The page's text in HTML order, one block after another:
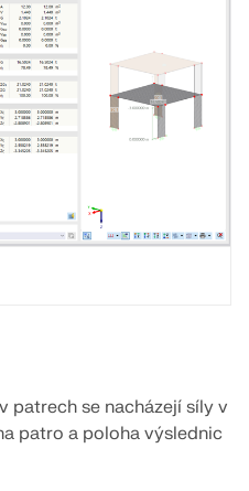
patrech se nacházejí síly v
patro a poloha výslednic